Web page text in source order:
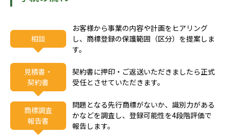
相談
お客様から事業の内容や計画をヒアリング
し、商標登録の保護範囲（区分）を提案しま
す。
見積書・
契約書
契約書に押印・ご返送いただきましたら正式
受任とさせていただきます。
商標調査
報告書
問題となる先行商標がないか、識別力がある
かなどを調査し、登録可能性を4段階評価で
報告します。